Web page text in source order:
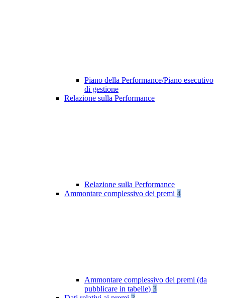
Piano della Performance/Piano esecutivo
di gestione
Relazione sulla Performance
Relazione sulla Performance
Ammontare complessivo dei premi 4
Ammontare complessivo dei premi (da
pubblicare in tabelle) 3